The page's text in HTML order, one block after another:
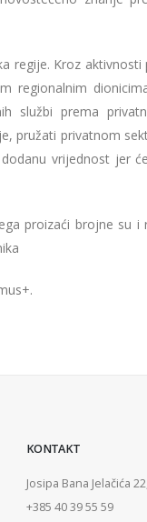
regije. Kroz
regionalnim
službi prema
pružati privatnom
vrijednost jer
proizaći brojne su i
KONTAKT
Josipa Bana Jelačića
+385 40 39 55 59